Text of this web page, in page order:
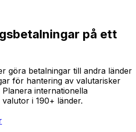
på ett
göra betalningar till andra länder
för hantering av valutarisker
internationella
i 190+ länder.